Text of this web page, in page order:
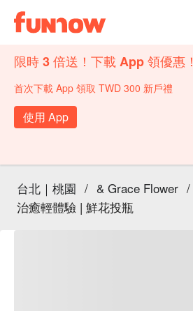
限時 3 倍送！下載 App 領優惠！
首次下載 App 領取 TWD 300 新戶禮
使用 App
台北｜桃園 / & Grace Flower /
治癒輕體驗 | 鮮花投瓶